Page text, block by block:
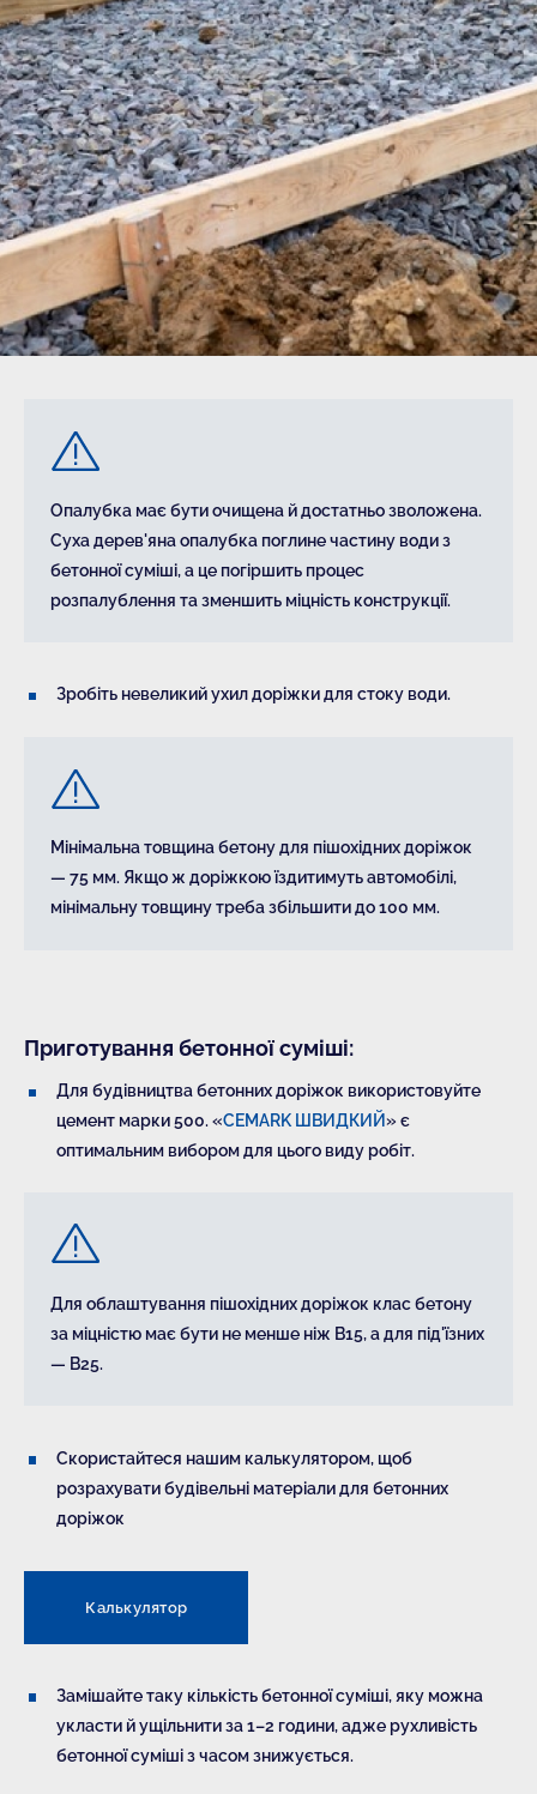
Опалубка має бути очищена й достатньо зволожена.
Суха дерев'яна опалубка поглине частину води з
бетонної суміші, а це погіршить процес
розпалублення та зменшить міцність конструкції.
Зробіть невеликий ухил доріжки для стоку води.
Мінімальна товщина бетону для пішохідних доріжок
— 75 мм. Якщо ж доріжкою їздитимуть автомобілі,
мінімальну товщину треба збільшити до 100 мм.
Приготування бетонної суміші:
Для будівництва бетонних доріжок використовуйте
цемент марки 500. «CEMARK ШВИДКИЙ» є
оптимальним вибором для цього виду робіт.
Для облаштування пішохідних доріжок клас бетону
за міцністю має бути не менше ніж В15, а для під'їзних
— В25.
Скористайтеся нашим калькулятором, щоб
розрахувати будівельні матеріали для бетонних
доріжок
Калькулятор
Замішайте таку кількість бетонної суміші, яку можна
укласти й ущільнити за 1–2 години, адже рухливість
бетонної суміші з часом знижується.